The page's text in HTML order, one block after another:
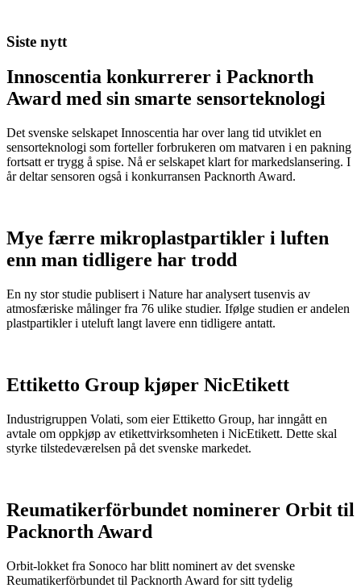
Siste nytt
Innoscentia konkurrerer i Packnorth
Award med sin smarte sensorteknologi
Det svenske selskapet Innoscentia har over lang tid utviklet en
sensorteknologi som forteller forbrukeren om matvaren i en pakning
fortsatt er trygg å spise. Nå er selskapet klart for markedslansering. I
år deltar sensoren også i konkurransen Packnorth Award.
Mye færre mikroplastpartikler i luften
enn man tidligere har trodd
En ny stor studie publisert i Nature har analysert tusenvis av
atmosfæriske målinger fra 76 ulike studier. Ifølge studien er andelen
plastpartikler i uteluft langt lavere enn tidligere antatt.
Ettiketto Group kjøper NicEtikett
Industrigruppen Volati, som eier Ettiketto Group, har inngått en
avtale om oppkjøp av etikettvirksomheten i NicEtikett. Dette skal
styrke tilstedeværelsen på det svenske markedet.
Reumatikerförbundet nominerer Orbit til
Packnorth Award
Orbit-lokket fra Sonoco har blitt nominert av det svenske
Reumatikerförbundet til Packnorth Award for sitt tydelig